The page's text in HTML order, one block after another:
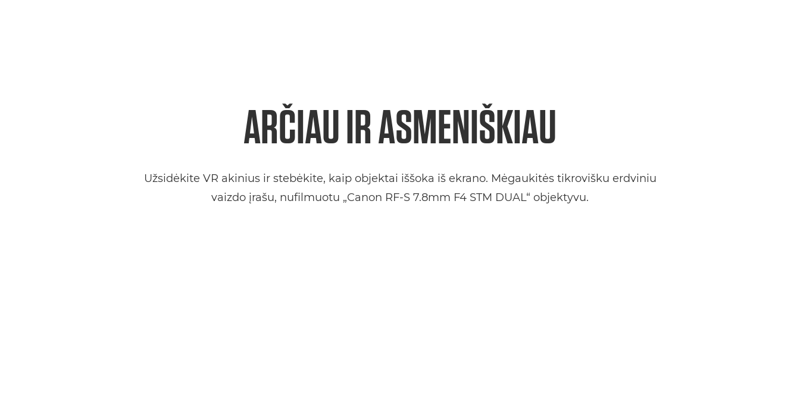
ARČIAU IR ASMENIŠKIAU
Užsidėkite VR akinius ir stebėkite, kaip objektai iššoka iš ekrano. Mėgaukitės tikrovišku erdviniu
vaizdo įrašu, nufilmuotu „Canon RF-S 7.8mm F4 STM DUAL“ objektyvu.